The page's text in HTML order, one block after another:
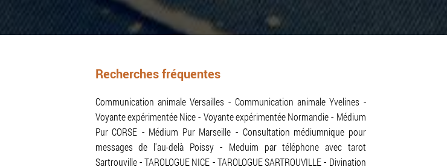
Recherches fréquentes
Communication animale Versailles
Communication animale Yvelines
Voyante expérimentée Nice
Voyante expérimentée Normandie
Médium
Pur CORSE
Médium Pur Marseille
Consultation médiumnique pour
messages de l'au-delà Poissy
Meduim par téléphone avec tarot
Sartrouville TAROLOGUE NICE TAROLOGUE SARTROUVILLE Divination